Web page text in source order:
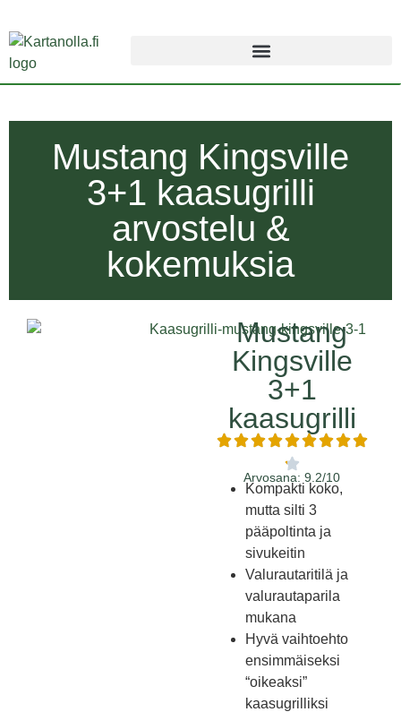
Mustang Kingsville
3+1 kaasugrilli
arvostelu &
kokemuksia
Mustang
Kingsville
3+1
kaasugrilli
Arvosana: 9.2/10
Kompakti koko,
mutta silti 3
pääpoltinta ja
sivukeitin
Valurautaritilä ja
valurautaparila
mukana
Hyvä vaihtoehto
ensimmäiseksi
“oikeaksi”
kaasugrilliksi